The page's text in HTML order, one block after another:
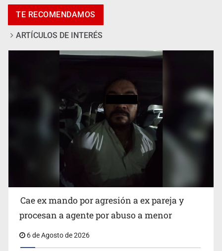
Que el IPEJAL encabece la lista de deudores en Jalisco
es un “foco rojo” de gran magnitud: Economista
TE RECOMENDAMOS
ARTÍCULOS DE INTERÉS
Cae ex mando por agresión a ex pareja y
procesan a agente por abuso a menor
6 de Agosto de 2026